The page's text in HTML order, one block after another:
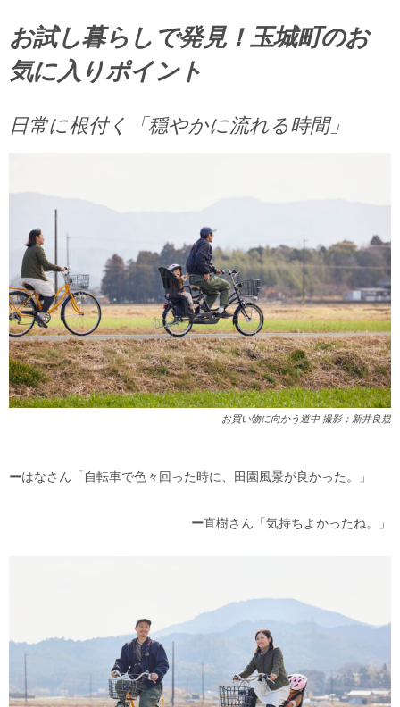
お試し暮らしで発見！玉城町のお
気に入りポイント
日常に根付く「穏やかに流れる時間」
お買い物に向かう道中 撮影：新井良規
ーはなさん「自転車で色々回った時に、田園風景が良かった。」
ー直樹さん「気持ちよかったね。」